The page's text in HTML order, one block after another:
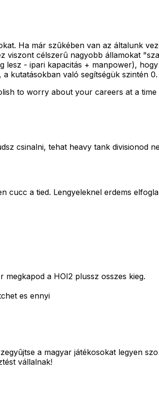
Ha már szûkében van az általunk
viszont célszerû nagyobb államokat
- ipari kapacitás + manpower),
kutatásokban való segítségük szintén 0.
to worry about your careers at a
csinalni, tehat heavy tank divisionod
cucc a tied. Lengyeleknel erdems
a HOI2 plussz osszes kieg.
es ennyi
a magyar játékosokat legyen
vállalnak!